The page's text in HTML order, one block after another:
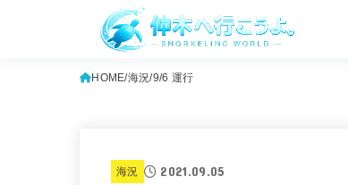
HOME 海況 9/6 運行
海況 2021.09.05